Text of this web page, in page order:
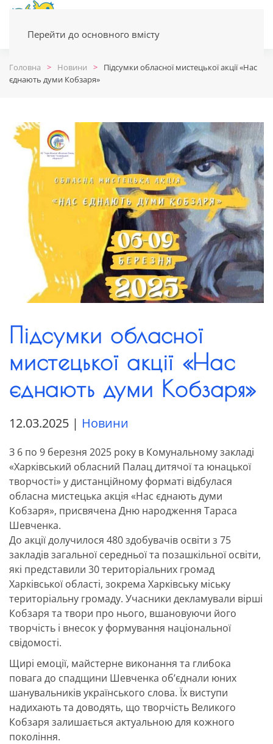
Перейти до основного вмісту
Головна Новини
Підсумки обласної мистецької акції «Нас
єднають думи Кобзаря»
Підсумки обласної
мистецької акції «Нас
єднають думи Кобзаря»
12.03.2025 | Новини
З 6 по 9 березня 2025 року в Комунальному закладі
«Харківський обласний Палац дитячої та юнацької
творчості» у дистанційному форматі відбулася
обласна мистецька акція «Нас єднають думи
Кобзаря», присвячена Дню народження Тараса
Шевченка.
До акції долучилося 480 здобувачів освіти з 75
закладів загальної середньої та позашкільної освіти,
які представили 30 територіальних громад
Харківської області, зокрема Харківську міську
територіальну громаду. Учасники декламували вірші
Кобзаря та твори про нього, вшановуючи його
творчість і внесок у формування національної
свідомості.
Щирі емоції, майстерне виконання та глибока
повага до спадщини Шевченка об’єднали юних
шанувальників українського слова. Їх виступи
надихають та доводять, що творчість Великого
Кобзаря залишається актуальною для кожного
покоління.